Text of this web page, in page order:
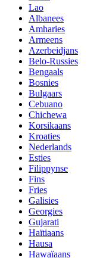
Lao
Albanees
Amharies
Armeens
Azerbeidjans
Belo-Russies
Bengaals
Bosnies
Bulgaars
Cebuano
Chichewa
Korsikaans
Kroaties
Nederlands
Esties
Filippynse
Fins
Fries
Galisies
Georgies
Gujarati
Haïtiaans
Hausa
Hawaïaans